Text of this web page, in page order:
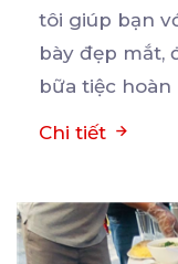
tôi giúp bạn
bày đẹp mắt,
bữa tiệc
Chi tiết